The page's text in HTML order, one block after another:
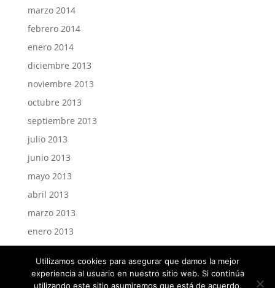
marzo 2014
febrero 2014
enero 2014
diciembre 2013
noviembre 2013
octubre 2013
septiembre 2013
julio 2013
junio 2013
mayo 2013
abril 2013
marzo 2013
enero 2013
Utilizamos cookies para asegurar que damos la mejor
experiencia al usuario en nuestro sitio web. Si continúa
utilizando este sitio asumiremos que está de acuerdo.